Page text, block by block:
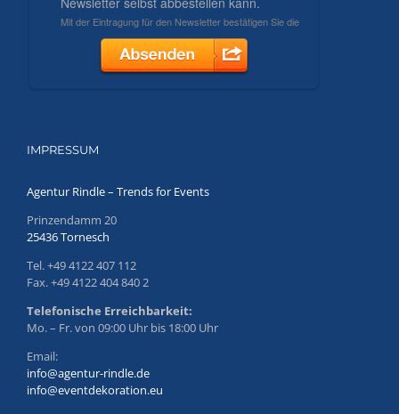
IMPRESSUM
Agentur Rindle – Trends for Events
Prinzendamm 20
25436 Tornesch
Tel. +49 4122 407 112
Fax. +49 4122 404 840 2
Telefonische Erreichbarkeit:
Mo. – Fr. von 09:00 Uhr bis 18:00 Uhr
Email:
info@agentur-rindle.de
info@eventdekoration.eu